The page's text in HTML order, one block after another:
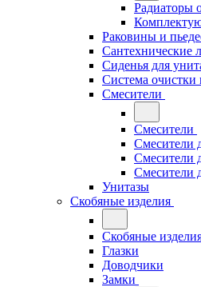
Радиаторы
Раковины и
Сантехнические
Сиденья для
Система очистки
Смесители
Смесители
Смесители
Смесители
Смесители
Унитазы
Скобяные изделия
Скобяные
Глазки
Доводчики
Замки